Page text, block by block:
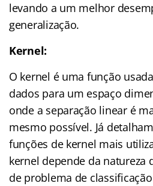
levando a um melhor
generalização.
Kernel:
O kernel é uma função
dados para um espaço
onde a separação linear é
mesmo possível. Já
funções de kernel mais
kernel depende da natureza
de problema de